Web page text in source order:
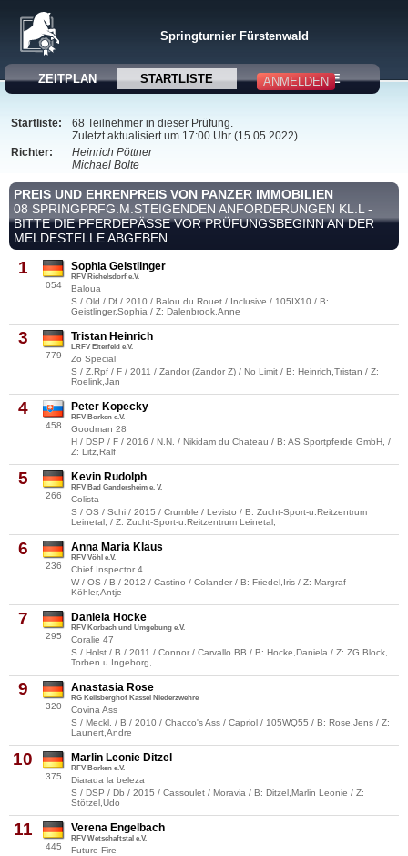
ANMELDEN
Springturnier Fürstenwald
ZEITPLAN STARTLISTE ERGEBNISSE
Startliste:
68 Teilnehmer in dieser Prüfung.
Zuletzt aktualisiert um 17:00 Uhr (15.05.2022)
Richter:
Heinrich Pöttner
Michael Bolte
PREIS UND EHRENPREIS VON PANZER IMMOBILIEN
08 SPRINGPRFG.M.STEIGENDEN ANFORDERUNGEN KL.L -
BITTE DIE PFERDEPÄSSE VOR PRÜFUNGSBEGINN AN DER
MELDESTELLE ABGEBEN
1
054
Sophia Geistlinger
RFV Richelsdorf e.V.
Baloua
S / Old / Df / 2010 / Balou du Rouet / Inclusive / 105IX10 / B:
Geistlinger,Sophia / Z: Dalenbrook,Anne
3
779
Tristan Heinrich
LRFV Eiterfeld e.V.
Zo Special
S / Z.Rpf / F / 2011 / Zandor (Zandor Z) / No Limit / B: Heinrich,Tristan / Z:
Roelink,Jan
4
458
Peter Kopecky
RFV Borken e.V.
Goodman 28
H / DSP / F / 2016 / N.N. / Nikidam du Chateau / B: AS Sportpferde GmbH, /
Z: Litz,Ralf
5
266
Kevin Rudolph
RFV Bad Gandersheim e. V.
Colista
S / OS / Schi / 2015 / Crumble / Levisto / B: Zucht-Sport-u.Reitzentrum
Leinetal, / Z: Zucht-Sport-u.Reitzentrum Leinetal,
6
236
Anna Maria Klaus
RFV Vöhl e.V.
Chief Inspector 4
W / OS / B / 2012 / Castino / Colander / B: Friedel,Iris / Z: Margraf-
Köhler,Antje
7
295
Daniela Hocke
RFV Korbach und Umgebung e.V.
Coralie 47
S / Holst / B / 2011 / Connor / Carvallo BB / B: Hocke,Daniela / Z: ZG Block,
Torben u.Ingeborg,
9
320
Anastasia Rose
RG Keilsberghof Kassel Niederzwehre
Covina Ass
S / Meckl. / B / 2010 / Chacco's Ass / Capriol / 105WQ55 / B: Rose,Jens / Z:
Launert,Andre
10
375
Marlin Leonie Ditzel
RFV Borken e.V.
Diarada la beleza
S / DSP / Db / 2015 / Cassoulet / Moravia / B: Ditzel,Marlin Leonie / Z:
Stötzel,Udo
11
445
Verena Engelbach
RFV Wetschaftstal e.V.
Future Fire